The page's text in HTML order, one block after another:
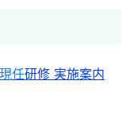
任研修 実施案内